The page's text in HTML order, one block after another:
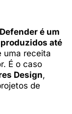
é um
até
uma receita
É o caso
Design,
de